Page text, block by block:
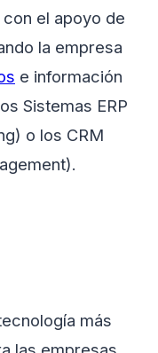
el apoyo de
la empresa
e información
Sistemas ERP
o los CRM
más